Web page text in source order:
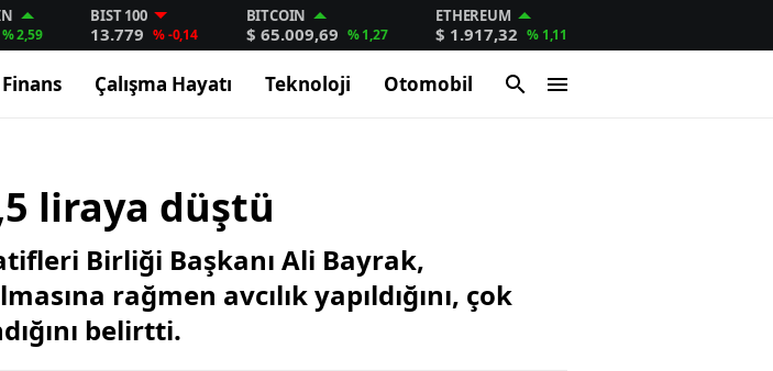
% 2,59
BIST 100
13.779 % -0,14
BITCOIN
$ 65.009,69 % 1,27
ETHEREUM
$ 1.917,32 % 1,11
Finans Çalışma Hayatı Teknoloji Otomobil
liraya düştü
Birliği Başkanı Ali Bayrak,
rağmen avcılık yapıldığını, çok
belirtti.